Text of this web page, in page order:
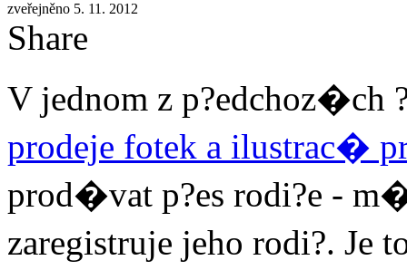
zveřejněno 5. 11. 2012
Share
V jednom z p?edchoz�ch
prodeje fotek a ilustrac�
prod�vat p?es rodi?e -
zaregistruje jeho rodi?.